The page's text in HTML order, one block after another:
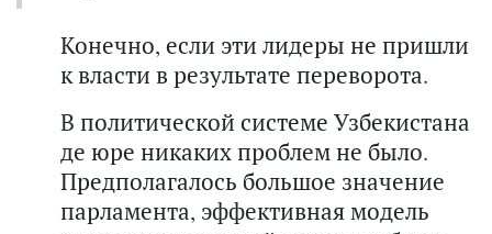
Конечно, если эти лидеры не пришли
к власти в результате переворота.
В политической системе Узбекистана
де юре никаких проблем не было.
Предполагалось большое значение
парламента, эффективная модель